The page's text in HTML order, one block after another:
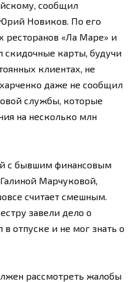
сообщил
Новиков. По его
ресторанов «Ла Маре» и
карты, будучи
клиентах, не
даже не сообщил
службы, которые
на несколько млн
с бывшим финансовым
Марчуковой,
считает смешным.
завели дело о
в отпуске и не мог знать о
рассмотреть жалобы